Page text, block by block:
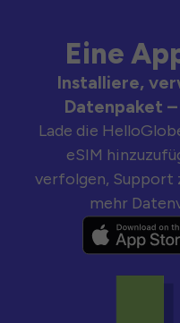
Eine
Installiere,
Datenpaket
Lade die
eSIM
verfolgen, Support
mehr